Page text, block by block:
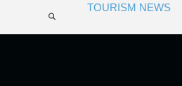
TOURISM NEWS